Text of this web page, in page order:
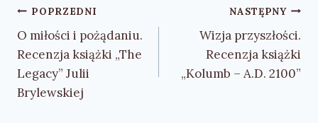
Nawigacja
wpisu
POPRZEDNI
O miłości i pożądaniu.
Recenzja książki „The
Legacy” Julii
Brylewskiej
NASTĘPNY
Wizja przyszłości.
Recenzja książki
„Kolumb – A.D. 2100”